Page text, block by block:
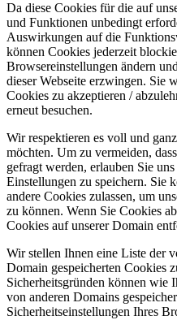
Da diese Cookies für die auf
und Funktionen unbedingt
Auswirkungen auf die
können Cookies jederzeit
Browsereinstellungen ändern
dieser Webseite erzwingen. Sie
Cookies zu akzeptieren /
erneut besuchen.
Wir respektieren es voll und
möchten. Um zu vermeiden,
gefragt werden, erlauben Sie
Einstellungen zu speichern. Sie
andere Cookies zulassen, um
zu können. Wenn Sie Cookies
Cookies auf unserer Domain
Wir stellen Ihnen eine Liste der
Domain gespeicherten Cookies
Sicherheitsgründen können wie
von anderen Domains
Sicherheitseinstellungen Ihres